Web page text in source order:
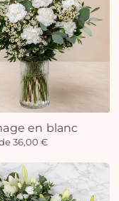
en blanc
36,00 €